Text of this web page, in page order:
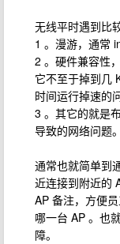
无线平时遇到比
1 。漫游，通常
2 。硬件兼容性
它不至于掉到几
时间运行掉速的
3 。其它的就是
导致的网络问题。
通常也就简单到
近连接到附近的
AP 备注，方便
哪一台 AP 。也
障。